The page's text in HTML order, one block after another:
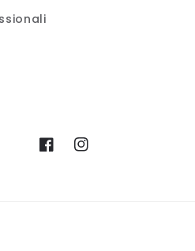
FacebookInstagram